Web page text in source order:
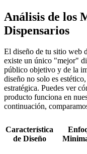
Análisis de los
Dispensarios
El diseño de tu sitio web
existe un único "mejor"
público objetivo y de la
diseño no solo es
estratégica. Puedes ver
producto funciona en
continuación,
Característica
de Diseño